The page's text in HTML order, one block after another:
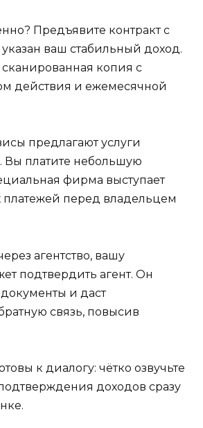
Предъявите контракт с
ваш стабильный доход.
копия с
действия и ежемесячной
предлагают услуги
Вы платите небольшую
фирма выступает
платежей перед владельцем
агентство, вашу
подтвердить агент. Он
и даст
связь, повысив
к диалогу: чётко озвучьте
доходов сразу